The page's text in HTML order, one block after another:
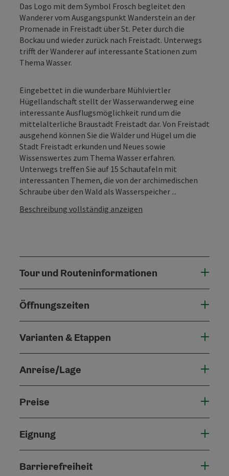
Das Logo mit dem Symbol Frosch begleitet den
Wanderer vom Ausgangspunkt Wanderstein an der
Promenade in Freistadt über St. Peter durch die
Bockau und wieder zurück nach Freistadt. Unterwegs
trifft der Wanderer auf interessante Stationen zum
Thema Wasser.
Eingebettet in die wunderbare Mühlviertler
Hügellandschaft stellt der Wasserwanderweg eine
interessante Ausflugsmöglichkeit rund um die
mittelalterliche Braustadt Freistadt dar. Von Freistadt
ausgehend können Sie die Wälder und Hügel um die
Stadt Freistadt erkunden und Neues sowie
Wissenswertes zum Thema Wasser erfahren.
Unterwegs treffen Sie auf 15 Schautafeln mit
interessanten Themen, die von der archimedischen
Schraube über den Wald als Wasserspeicher ...
Beschreibung vollständig anzeigen
Tour und Routeninformationen
Öffnungszeiten
Varianten & Etappen
Anreise/Lage
Preise
Eignung
Barrierefreiheit